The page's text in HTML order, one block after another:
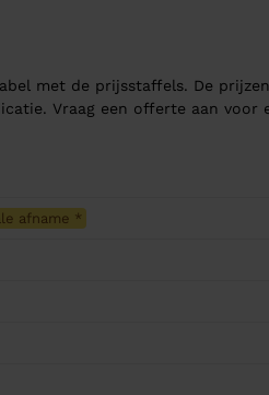
met de prijsstaffels. De
Vraag een offerte aan voor
afname *